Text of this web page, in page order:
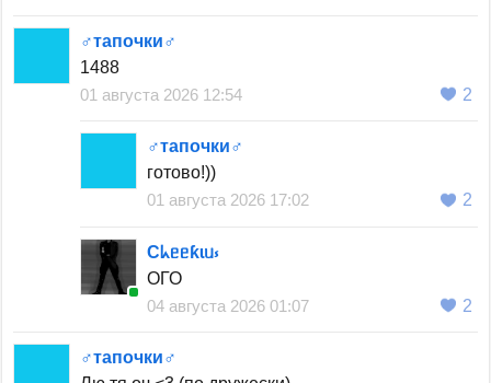
♂тапочки♂
1488
01 августа 2026 12:54
2
♂тапочки♂
готово!))
01 августа 2026 17:02
2
Cᖾᥱᥱƙɩᥙ⳽
ОГО
04 августа 2026 01:07
2
♂тапочки♂